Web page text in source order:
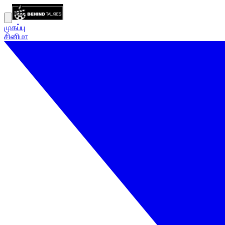
முகப்பு
சினிமா